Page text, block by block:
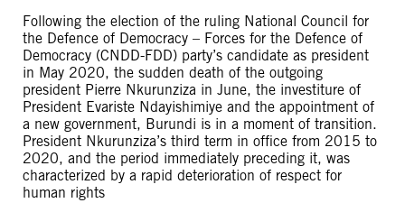
Following the election of the ruling National Council for
the Defence of Democracy – Forces for the Defence of
Democracy (CNDD-FDD) party’s candidate as president
in May 2020, the sudden death of the outgoing
president Pierre Nkurunziza in June, the investiture of
President Evariste Ndayishimiye and the appointment of
a new government, Burundi is in a moment of transition.
President Nkurunziza’s third term in office from 2015 to
2020, and the period immediately preceding it, was
characterized by a rapid deterioration of respect for
human rights